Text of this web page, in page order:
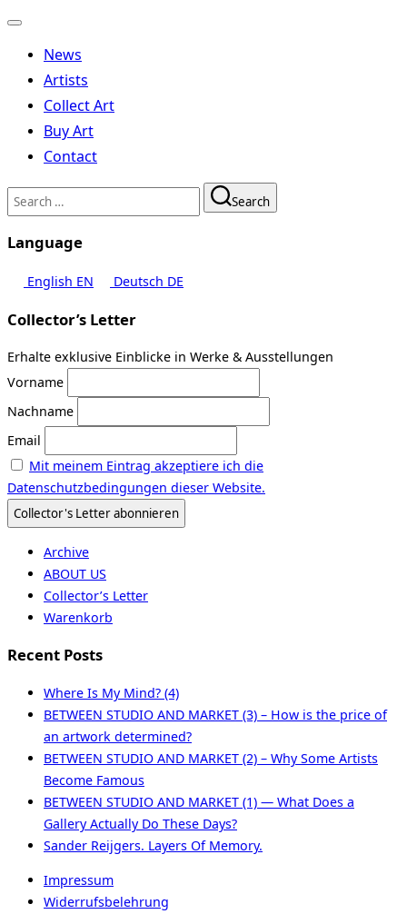
Toggle
navigationNews
Artists
Collect Art
Buy Art
Contact
Search
for:
Search
Language
English EN Deutsch DE
Collector’s Letter
Erhalte exklusive Einblicke in Werke & Ausstellungen
Vorname
Nachname
Email
Mit meinem Eintrag akzeptiere ich die
Datenschutzbedingungen dieser Website.
Archive
ABOUT US
Collector’s Letter
Warenkorb
Recent Posts
Where Is My Mind? (4)
BETWEEN STUDIO AND MARKET (3) – How is the price of
an artwork determined?
BETWEEN STUDIO AND MARKET (2) – Why Some Artists
Become Famous
BETWEEN STUDIO AND MARKET (1) — What Does a
Gallery Actually Do These Days?
Sander Reijgers. Layers Of Memory.
Impressum
Widerrufsbelehrung